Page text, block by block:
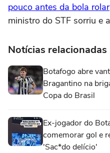
pouco antes da bola rolar
ministro do STF sorriu e
Notícias relacionadas
Botafogo abre
Bragantino na
Copa do Brasil
Ex-jogador do
comemorar gol e
'Sac*do delício'